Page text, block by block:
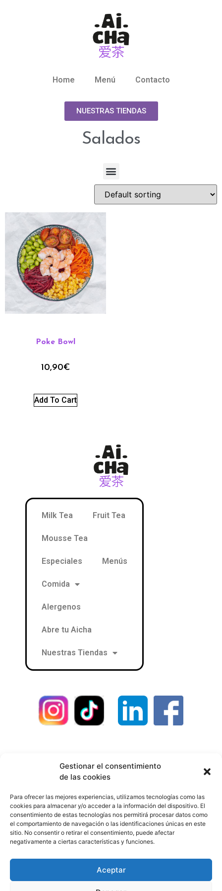
Gestionar el consentimiento
de las cookies
Para ofrecer las mejores experiencias, utilizamos tecnologías como las
cookies para almacenar y/o acceder a la información del dispositivo. El
consentimiento de estas tecnologías nos permitirá procesar datos como
el comportamiento de navegación o las identificaciones únicas en este
sitio. No consentir o retirar el consentimiento, puede afectar
negativamente a ciertas características y funciones.
Aceptar
Home Menú Contacto
NUESTRAS TIENDAS
Salados
Poke Bowl
10,90€
Add To Cart
Milk Tea Fruit Tea
Mousse Tea
Especiales Menús
Comida
Alergenos
Abre tu Aicha
Nuestras Tiendas
Contacto Política de privacidad
Cookies Aviso legal Colaboradores
Todos los derechos reservados. Sitio web diseñado